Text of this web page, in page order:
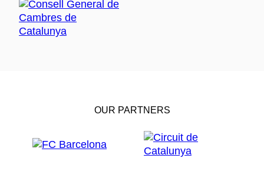
OUR PARTNERS